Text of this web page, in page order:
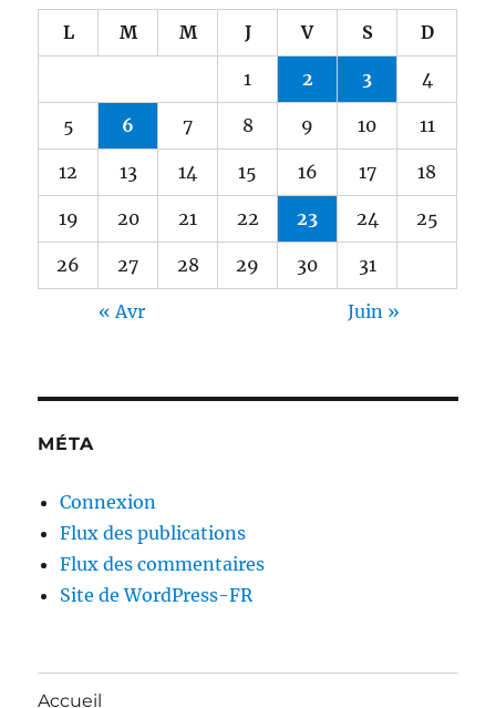
L M M J V S D
1 2 3 4
5 6 7 8 9 10 11
12 13 14 15 16 17 18
19 20 21 22 23 24 25
26 27 28 29 30 31
« Avr Juin »
MÉTA
Connexion
Flux des publications
Flux des commentaires
Site de WordPress-FR
Accueil